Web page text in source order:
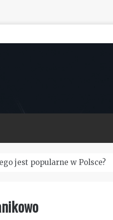
jest popularne w Polsce?